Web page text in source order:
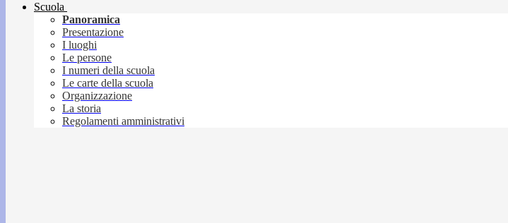
Scuola
Panoramica
Presentazione
I luoghi
Le persone
I numeri della scuola
Le carte della scuola
Organizzazione
La storia
Regolamenti amministrativi